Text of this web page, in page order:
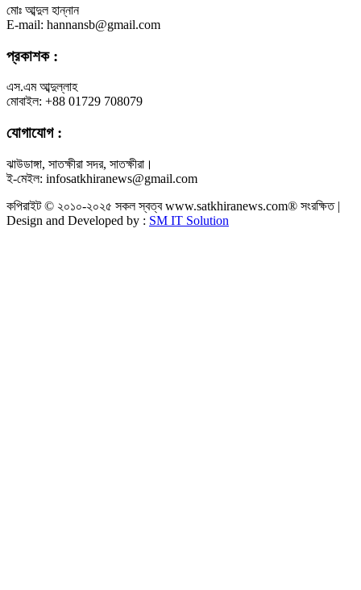
মোঃ আব্দুল হান্নান
E-mail: hannansb@gmail.com
প্রকাশক :
এস.এম আব্দুল্লাহ
মোবাইল: +88 01729 708079
যোগাযোগ :
ঝাউডাঙ্গা, সাতক্ষীরা সদর, সাতক্ষীরা।
ই-মেইল: infosatkhiranews@gmail.com
কপিরাইট © ২০১০-২০২৫ সকল স্বত্ব www.satkhiranews.com® সংরক্ষিত |
Design and Developed by : SM IT Solution